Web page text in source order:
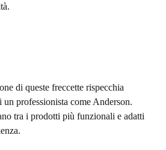
di queste freccette rispecchia
un professionista come Anderson.
tra i prodotti più funzionali e adatti